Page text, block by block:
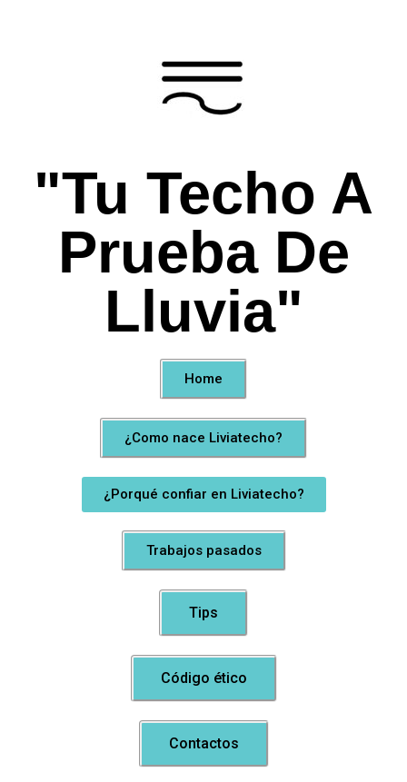
"Tu Techo A
Prueba De
Lluvia"
Home
¿Como nace Liviatecho?
¿Porqué confiar en Liviatecho?
Trabajos pasados
Tips
Código ético
Contactos